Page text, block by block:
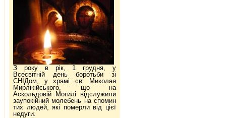
З року в рік, 1 грудня, у
Всесвітній день боротьби зі
СНІДом, у храмі св. Миколая
Мирлікійського, що на
Аскольдовій Могилі відслужили
заупокійний молебень на спомин
тих людей, які померли від цієї
недуги.